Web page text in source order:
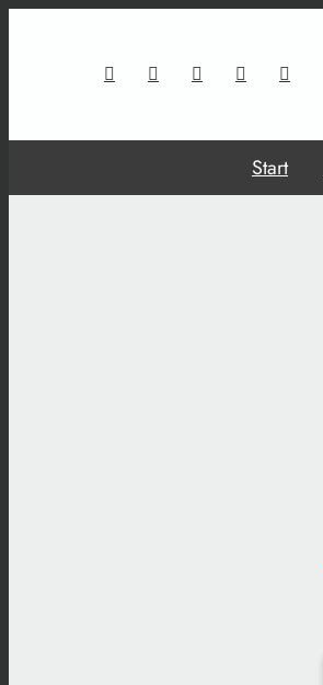
Start